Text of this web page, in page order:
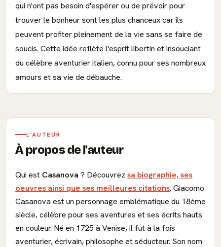
qui n'ont pas besoin d'espérer ou de prévoir pour
trouver le bonheur sont les plus chanceux car ils
peuvent profiter pleinement de la vie sans se faire de
soucis. Cette idée reflète l'esprit libertin et insouciant
du célèbre aventurier italien, connu pour ses nombreux
amours et sa vie de débauche.
L'AUTEUR
À propos de l'auteur
Qui est Casanova ? Découvrez sa biographie, ses
oeuvres ainsi que ses meilleures citations. Giacomo
Casanova est un personnage emblématique du 18ème
siècle, célèbre pour ses aventures et ses écrits hauts
en couleur. Né en 1725 à Venise, il fut à la fois
aventurier, écrivain, philosophe et séducteur. Son nom